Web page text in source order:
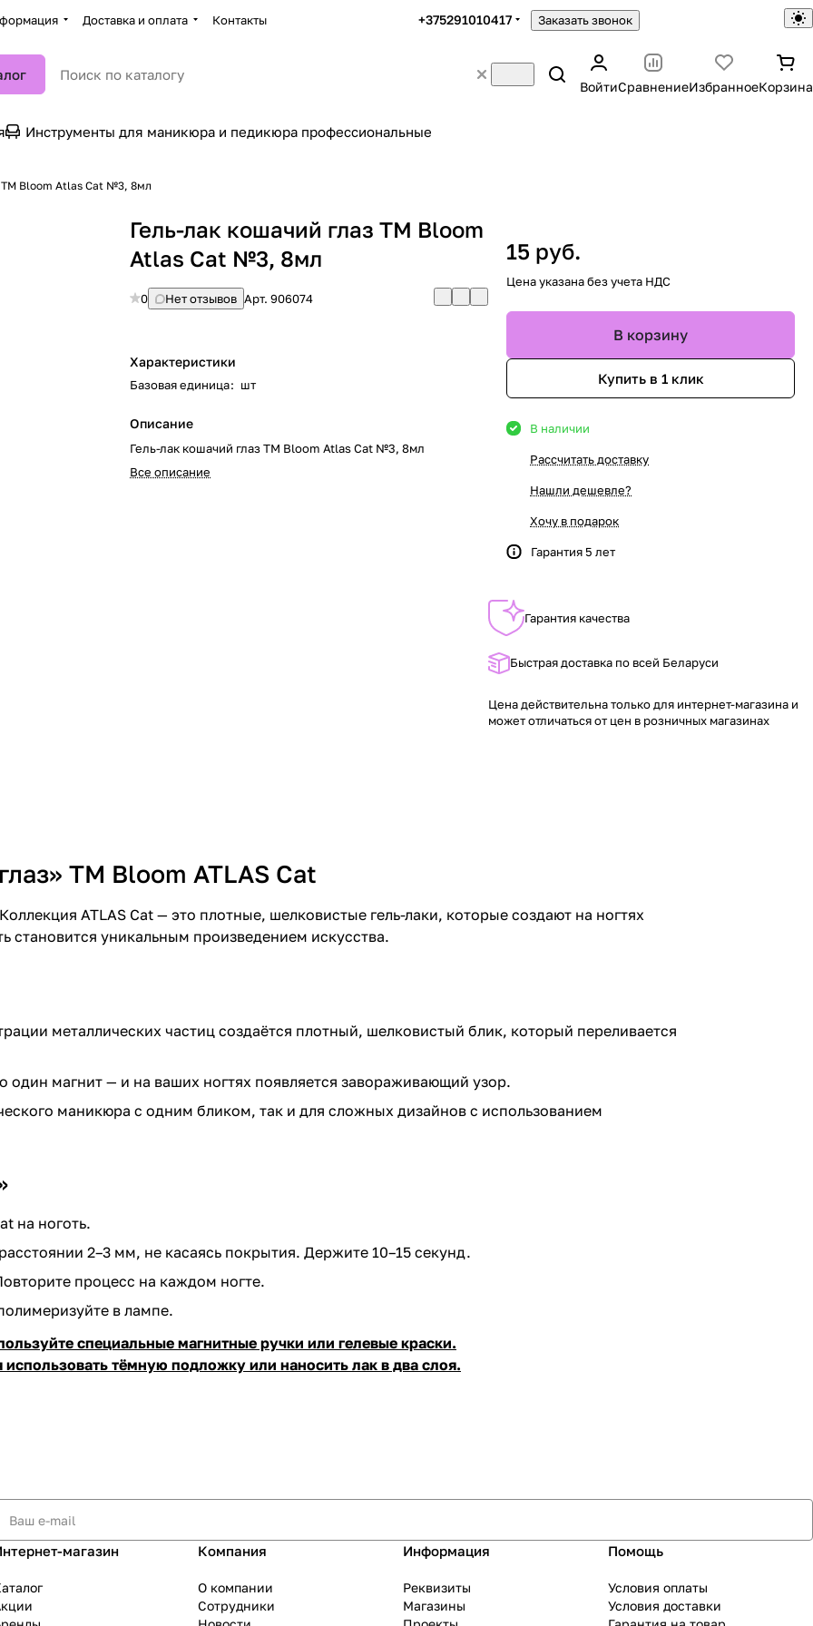
Доставка и оплата Контакты +375291010417 Заказать звонок
ВойтиСравнениеИзбранноеКорзина
Инструменты для маникюра и педикюра профессиональные
TM Bloom Atlas Cat №3, 8мл
Гель-лак кошачий глаз TM Bloom
Atlas Cat №3, 8мл
0 Нет отзывов Арт.906074
Характеристики
Базовая единица: шт
Описание
Гель-лак кошачий глаз TM Bloom Atlas Cat №3, 8мл
Все описание
15 руб.
Цена указана без учета НДС
В корзину
Купить в 1 клик
В наличии
Рассчитать доставку
Нашли дешевле?
Хочу в подарок
Гарантия 5 лет
Гарантия качества
Быстрая доставка по всей Беларуси
Цена действительна только для интернет-магазина и
может отличаться от цен в розничных магазинах
TM Bloom ATLAS Cat
ATLAS Cat — это плотные, шелковистые гель-лаки, которые создают на ногтях
уникальным произведением искусства.
металлических частиц создаётся плотный, шелковистый блик, который переливается
один магнит — и на ваших ногтях появляется завораживающий узор.
маникюра с одним бликом, так и для сложных дизайнов с использованием
на ноготь.
2–3 мм, не касаясь покрытия. Держите 10–15 секунд.
процесс на каждом ногте.
в лампе.
специальные магнитные ручки или гелевые краски.
тёмную подложку или наносить лак в два слоя.
магазин Компания
О компании
Сотрудники
Информация
Реквизиты
Магазины
Помощь
Условия оплаты
Условия доставки